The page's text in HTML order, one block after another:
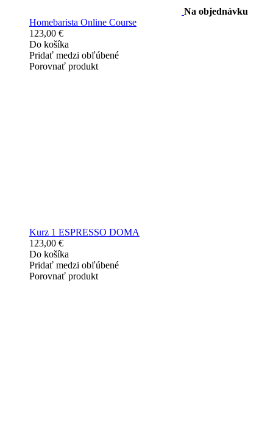
Na objednávku
Homebarista Online Course
123,00 €
Do košíka
Pridať medzi obľúbené
Porovnať produkt
Kurz 1 ESPRESSO DOMA
123,00 €
Do košíka
Pridať medzi obľúbené
Porovnať produkt